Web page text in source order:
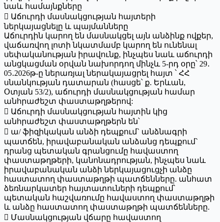
նաև համայնքները
 Աճուրդի մասնակցության հայտերի
ներկայացնելը և պայմանները
Աճուրդին կարող են մասնակցել այն անձինք ովքեր,
վաճառվող լոտի նկատմամբ կարող են ունենալ
սեփականության իրավունք, ինչպես նաև աճուրդի
անցկացման օրվան նախորդող մինչև 5-րդ օրը՝ 29․
05․2026թ-ը ներառյալ ներակայացրել հայտ ՝ ՀՀ
սնանկության դատարան (հասցե՝ ք. Երևան,
Օտյան 53/2), աճուրդի մասնակցության համար
անհրաժեշտ փաստաթղթերով:
 Աճուրդի մասնակցության հայտին կից
անհրաժեշտ փաստաթղթերն են՝
 ա/ ֆիզիկական անձի դեպքում` անձնագրի
պատճեն, իրավաբանական անձանց դեպքում`
դրանց պետական գրանցումը հավաստող
փաստաթղթերի, կանոնադրության, ինչպես նաև
իրավաբանական անձի ներկայացուցչի անձը
հաստատող փաստաթղթի պատճենները. անհատ
ձեռնարկատեր հայտատուների դեպքում՝
պետական հաշվառումը հավաստող փաստաթղթի
և անձը հաստատող փաստաթղթի պատճենները.
 Մասնակցության վճարը հավաստող